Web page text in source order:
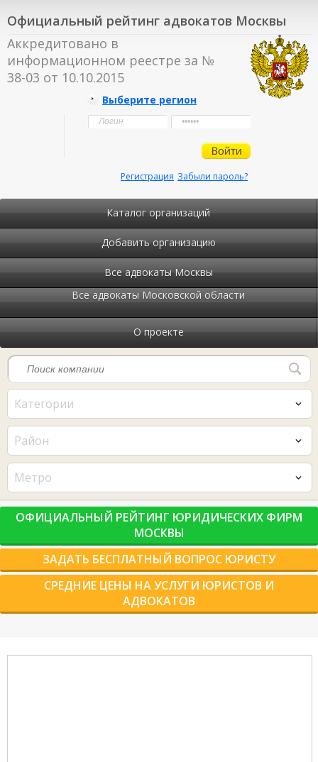
Официальный рейтинг адвокатов Москвы
Аккредитовано в
информационном реестре за №
38-03 от 10.10.2015
Выберите регион
Забыли пароль?
Регистрация
Каталог организаций
Добавить организацию
Все адвокаты Москвы
Все адвокаты Московской области
О проекте
Категории
Район
Метро
ОФИЦИАЛЬНЫЙ РЕЙТИНГ ЮРИДИЧЕСКИХ ФИРМ
МОСКВЫ
ЗАДАТЬ БЕСПЛАТНЫЙ ВОПРОС ЮРИСТУ
СРЕДНИЕ ЦЕНЫ НА УСЛУГИ ЮРИСТОВ И
АДВОКАТОВ